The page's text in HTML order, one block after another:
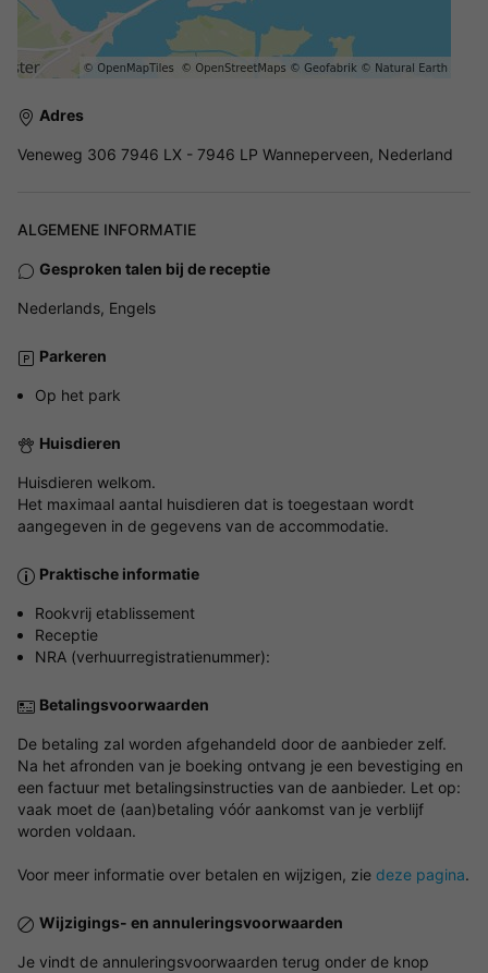
Adres
Veneweg 306 7946 LX - 7946 LP Wanneperveen, Nederland
ALGEMENE INFORMATIE
Gesproken talen bij de receptie
Nederlands, Engels
Parkeren
Op het park
Huisdieren
Huisdieren welkom.
Het maximaal aantal huisdieren dat is toegestaan wordt
aangegeven in de gegevens van de accommodatie.
Praktische informatie
Rookvrij etablissement
Receptie
NRA (verhuurregistratienummer):
Betalingsvoorwaarden
De betaling zal worden afgehandeld door de aanbieder zelf.
Na het afronden van je boeking ontvang je een bevestiging en
een factuur met betalingsinstructies van de aanbieder. Let op:
vaak moet de (aan)betaling vóór aankomst van je verblijf
worden voldaan.
Voor meer informatie over betalen en wijzigen, zie deze pagina.
Wijzigings- en annuleringsvoorwaarden
Je vindt de annuleringsvoorwaarden terug onder de knop